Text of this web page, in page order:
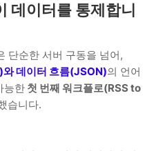
데이터를 통제합니
단순한 서버 구동을 넘어,
데이터 흐름(JSON)의 언어
능한 첫 번째 워크플로(RSS to
습니다.